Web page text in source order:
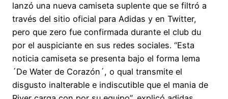
lanzó una nueva camiseta suplente que se filtró a
través del sitio oficial para Adidas y en Twitter,
pero que zero fue confirmada durante el club du
por el auspiciante en sus redes sociales. “Esta
noticia camiseta se presenta bajo el forma lema
´De Water de Corazón´, o qual transmite el
disgusto inalterable e indiscutible que el mania de